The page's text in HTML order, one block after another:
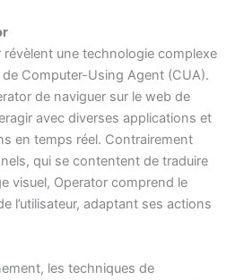
révèlent une technologie complexe
Computer-Using Agent (CUA).
de naviguer sur le web de
avec diverses applications et
en temps réel. Contrairement
qui se contentent de traduire
visuel, Operator comprend le
l’utilisateur, adaptant ses actions
les techniques de